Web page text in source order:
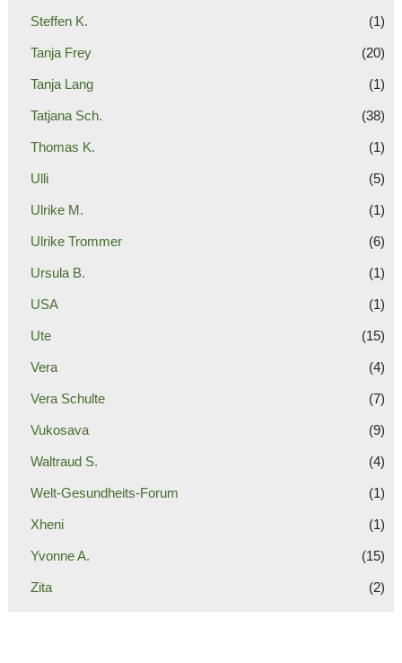
Steffen K. (1)
Tanja Frey (20)
Tanja Lang (1)
Tatjana Sch. (38)
Thomas K. (1)
Ulli (5)
Ulrike M. (1)
Ulrike Trommer (6)
Ursula B. (1)
USA (1)
Ute (15)
Vera (4)
Vera Schulte (7)
Vukosava (9)
Waltraud S. (4)
Welt-Gesundheits-Forum (1)
Xheni (1)
Yvonne A. (15)
Zita (2)